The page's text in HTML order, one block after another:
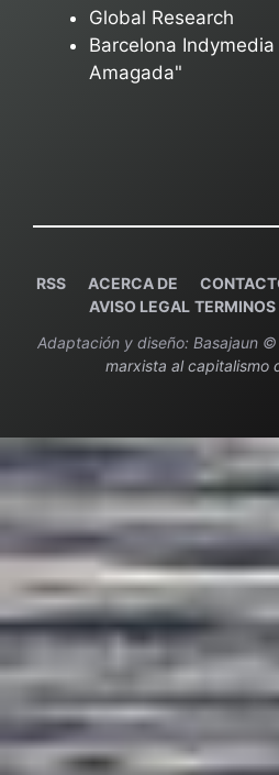
Global Research
Barcelona
Amagada"
RSS ACERCA DE C
AVISO LEGAL
Adaptación y diseño: Basajaun
marxista al capitalismo